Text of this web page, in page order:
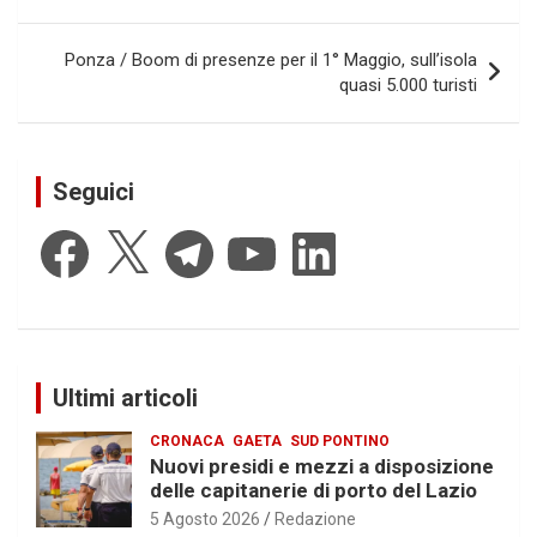
Ponza / Boom di presenze per il 1° Maggio, sull’isola
quasi 5.000 turisti
Seguici
Facebook Telegram YouTube LinkedIn
Ultimi articoli
CRONACA GAETA SUD PONTINO
Nuovi presidi e mezzi a disposizione
delle capitanerie di porto del Lazio
5 Agosto 2026 Redazione